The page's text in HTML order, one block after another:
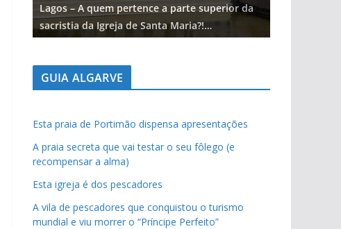
Lagos – A quem pertence a parte superior da
sacristia da Igreja de Santa Maria?!…
GUIA ALGARVE
Esta praia de Portimão dispensa apresentações
A praia secreta que vai testar o seu fôlego (e
recompensar a alma)
Esta igreja é dos pescadores
A vila de pescadores que conquistou o turismo
mundial e viu morrer o “Príncipe Perfeito”